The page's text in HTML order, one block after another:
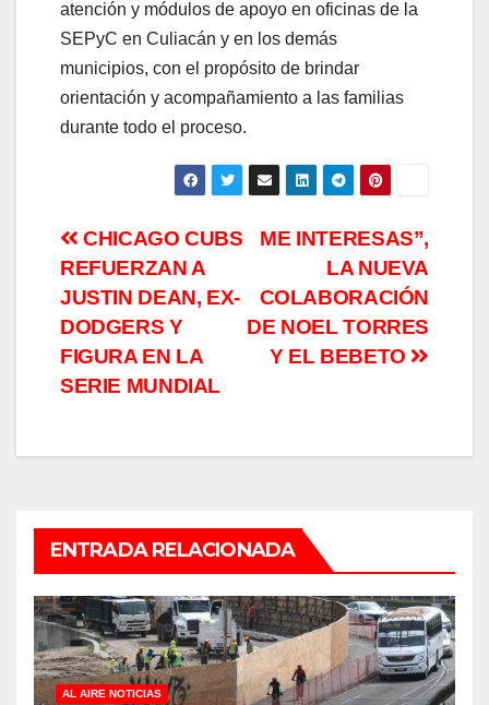
atención y módulos de apoyo en oficinas de la
SEPyC en Culiacán y en los demás
municipios, con el propósito de brindar
orientación y acompañamiento a las familias
durante todo el proceso.
Navegación
de
entradas
ME INTERESAS”,
LA NUEVA
COLABORACIÓN
DE NOEL TORRES
Y EL BEBETO
CHICAGO CUBS
REFUERZAN A
JUSTIN DEAN, EX-
DODGERS Y
FIGURA EN LA
SERIE MUNDIAL
ENTRADA RELACIONADA
AL AIRE NOTICIAS